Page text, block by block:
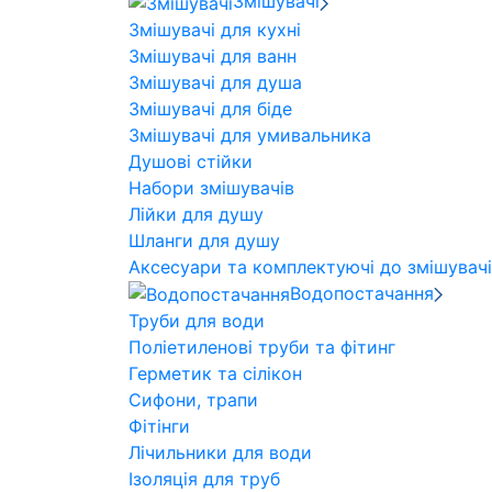
Змішувачі для кухні
Змішувачі для ванн
Змішувачі для душа
Змішувачі для біде
Змішувачі для умивальника
Душові стійки
Набори змішувачів
Лійки для душу
Шланги для душу
Аксесуари та комплектуючі до
Водопостачання
Труби для води
Поліетиленові труби та фітинг
Герметик та сілікон
Сифони, трапи
Фітінги
Лічильники для води
Ізоляція для труб